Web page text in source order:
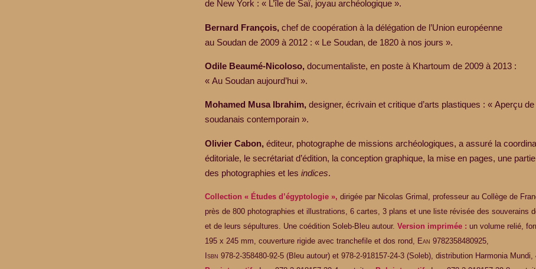
de New York : « L’île de Saï, joyau archéologique ».
Bernard François, chef de coopération à la délégation de l’Union européenne
au Soudan de 2009 à 2012 : « Le Soudan, de 1820 à nos jours ».
Odile Beaumé-Nicoloso, documentaliste, en poste à Khartoum de 2009 à 2013 :
« Au Soudan aujourd’hui ».
Mohamed Musa Ibrahim, designer, écrivain et critique d’arts plastiques : « Aperçu de
soudanais contemporain ».
Olivier Cabon, éditeur, photographe de missions archéologiques, a assuré la
éditoriale, le secrétariat d’édition, la conception graphique, la mise en pages, une partie
des photographies et les indices.
Collection « Études d’égyptologie », dirigée par Nicolas Grimal, professeur au Collège de
près de 800 photographies et illustrations, 6 cartes, 3 plans et une liste révisée des souverains
et de leurs sépultures. Une coédition Soleb-Bleu autour. Version imprimée : un volume relié,
195 x 245 mm, couverture rigide avec tranchefile et dos rond,
Ean 9782358480925
sbn 978-2-358480-92-5 (Bleu autour) et 978-2-918157-24-3 (Soleb), distribution Harmonia Mundi,